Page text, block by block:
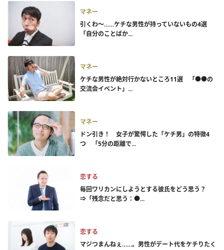
マネー
引くわ～……ケチな男性が持っていないもの4選
「自分のことばか...
マネー
ケチな男性が絶対行かないところ11選 「●●の
交流会イベント」...
マネー
ドン引き！ 女子が驚愕した「ケチ男」の特徴4
つ 「5分の距離で...
恋する
毎回ワリカンにしようとする彼氏をどう思う？
⇒「残念だと思う：●...
恋する
マジつまんねぇ……。男性がデート代をケチりたく